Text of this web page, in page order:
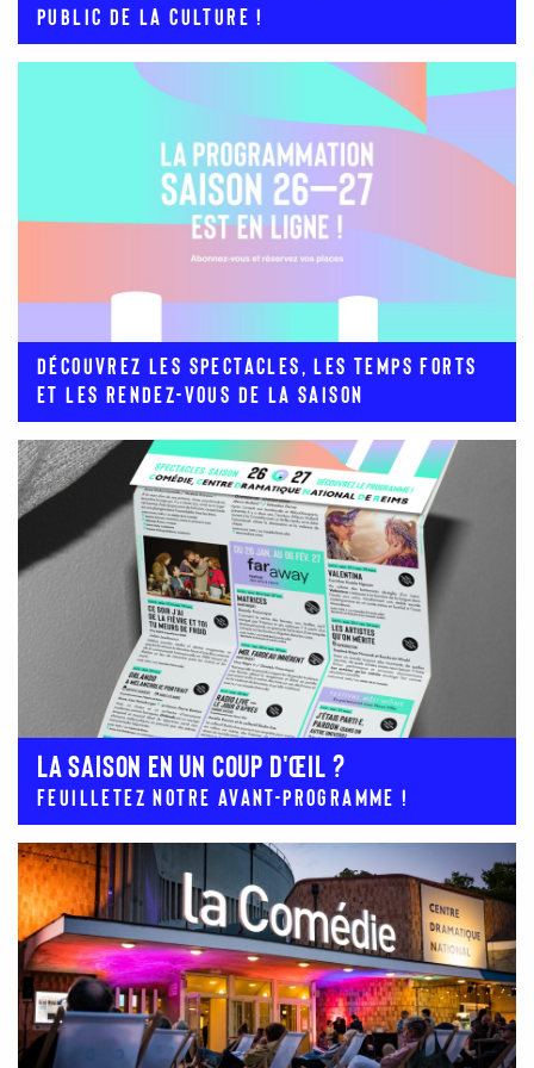
public de la culture !
Découvrez les spectacles, les temps forts
et les rendez-vous de la saison
LA SAISON EN UN COUP D'ŒIL ?
Feuilletez notre avant-programme !